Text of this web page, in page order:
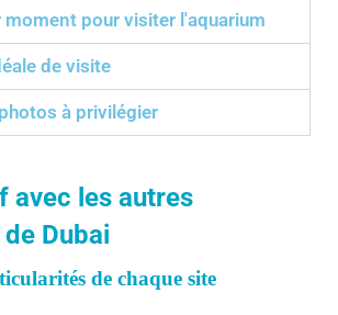
moment pour visiter l'aquarium
de visite
à privilégier
avec les autres
Dubai
de chaque site